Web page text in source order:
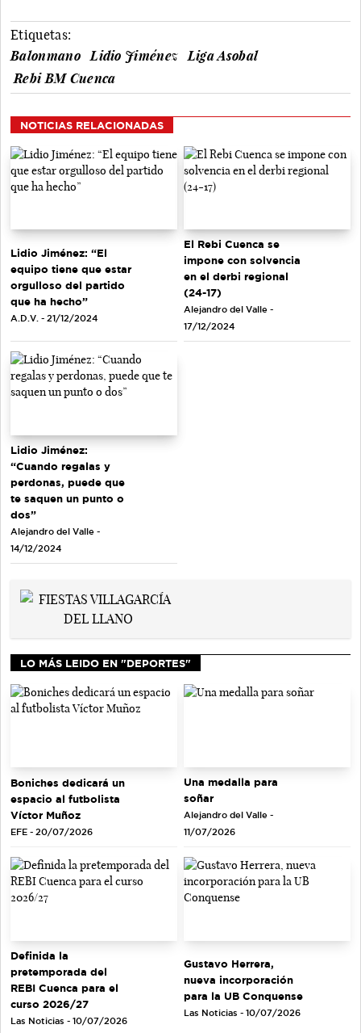
Etiquetas:
Balonmano
Lidio Jiménez
Liga Asobal
Rebi BM Cuenca
NOTICIAS RELACIONADAS
Lidio Jiménez: “El
equipo tiene que estar
orgulloso del partido
que ha hecho”
A.D.V. - 21/12/2024
El Rebi Cuenca se
impone con solvencia
en el derbi regional
(24-17)
Alejandro del Valle -
17/12/2024
Lidio Jiménez:
“Cuando regalas y
perdonas, puede que
te saquen un punto o
dos”
Alejandro del Valle -
14/12/2024
LO MÁS LEIDO EN "DEPORTES"
Boniches dedicará un
espacio al futbolista
Víctor Muñoz
EFE - 20/07/2026
Una medalla para
soñar
Alejandro del Valle -
11/07/2026
Definida la
pretemporada del
REBI Cuenca para el
curso 2026/27
Las Noticias - 10/07/2026
Gustavo Herrera,
nueva incorporación
para la UB Conquense
Las Noticias - 10/07/2026